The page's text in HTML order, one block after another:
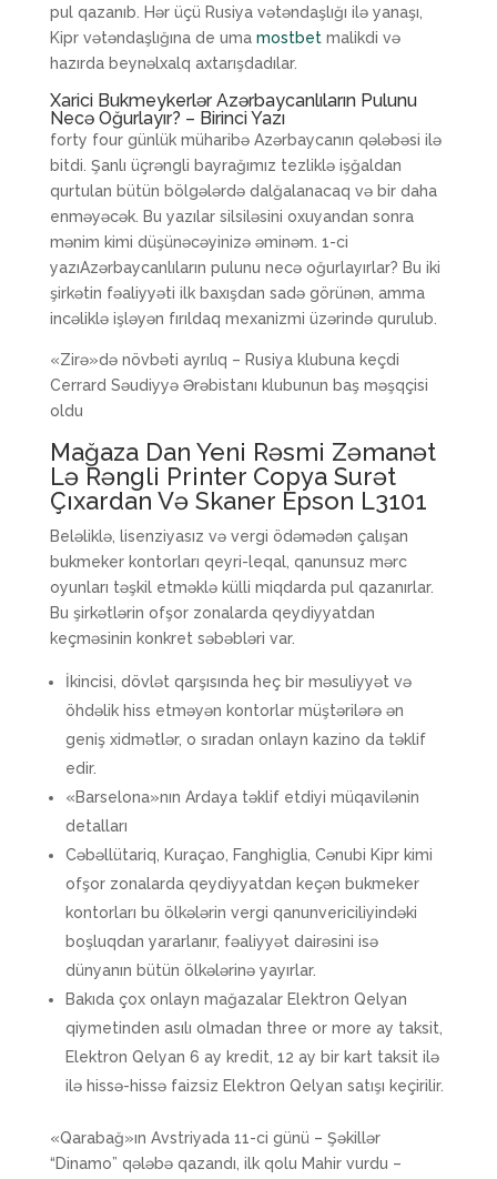
pul qazanıb. Hər üçü Rusiya vətəndaşlığı ilə yanaşı,
Kipr vətəndaşlığına de uma mostbetmalikdi və
hazırda beynəlxalq axtarışdadılar.
Xarici Bukmeykerlər Azərbaycanlıların Pulunu
Necə Oğurlayır? – Birinci Yazı
forty four günlük müharibə Azərbaycanın qələbəsi ilə
bitdi. Şanlı üçrəngli bayrağımız tezliklə işğaldan
qurtulan bütün bölgələrdə dalğalanacaq və bir daha
enməyəcək. Bu yazılar silsiləsini oxuyandan sonra
mənim kimi düşünəcəyinizə əminəm. 1-ci
yazıAzərbaycanlıların pulunu necə oğurlayırlar? Bu iki
şirkətin fəaliyyəti ilk baxışdan sadə görünən, amma
incəliklə işləyən fırıldaq mexanizmi üzərində qurulub.
«Zirə»də növbəti ayrılıq – Rusiya klubuna keçdi
Cerrard Səudiyyə Ərəbistanı klubunun baş məşqçisi
oldu
Mağaza Dan Yeni Rəsmi Zəmanət
Lə Rəngli Printer Copya Surət
Çıxardan Və Skaner Epson L3101
Beləliklə, lisenziyasız və vergi ödəmədən çalışan
bukmeker kontorları qeyri-leqal, qanunsuz mərc
oyunları təşkil etməklə külli miqdarda pul qazanırlar.
Bu şirkətlərin ofşor zonalarda qeydiyyatdan
keçməsinin konkret səbəbləri var.
İkincisi, dövlət qarşısında heç bir məsuliyyət və
öhdəlik hiss etməyən kontorlar müştərilərə ən
geniş xidmətlər, o sıradan onlayn kazino da təklif
edir.
«Barselona»nın Ardaya təklif etdiyi müqavilənin
detalları
Cəbəllütariq, Kuraçao, Fanghiglia, Cənubi Kipr kimi
ofşor zonalarda qeydiyyatdan keçən bukmeker
kontorları bu ölkələrin vergi qanunvericiliyindəki
boşluqdan yararlanır, fəaliyyət dairəsini isə
dünyanın bütün ölkələrinə yayırlar.
Bakıda çox onlayn mağazalar Elektron Qelyan
qiymetinden asılı olmadan three or more ay taksit,
Elektron Qelyan 6 ay kredit, 12 ay bir kart taksit ilə
ilə hissə-hissə faizsiz Elektron Qelyan satışı keçirilir.
«Qarabağ»ın Avstriyada 11-ci günü – Şəkillər
“Dinamo” qələbə qazandı, ilk qolu Mahir vurdu –